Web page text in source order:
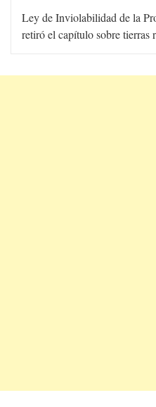
Ley de Inviolabilidad de la
retiró el capítulo sobre tierras